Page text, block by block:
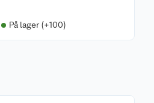
På lager (+100)